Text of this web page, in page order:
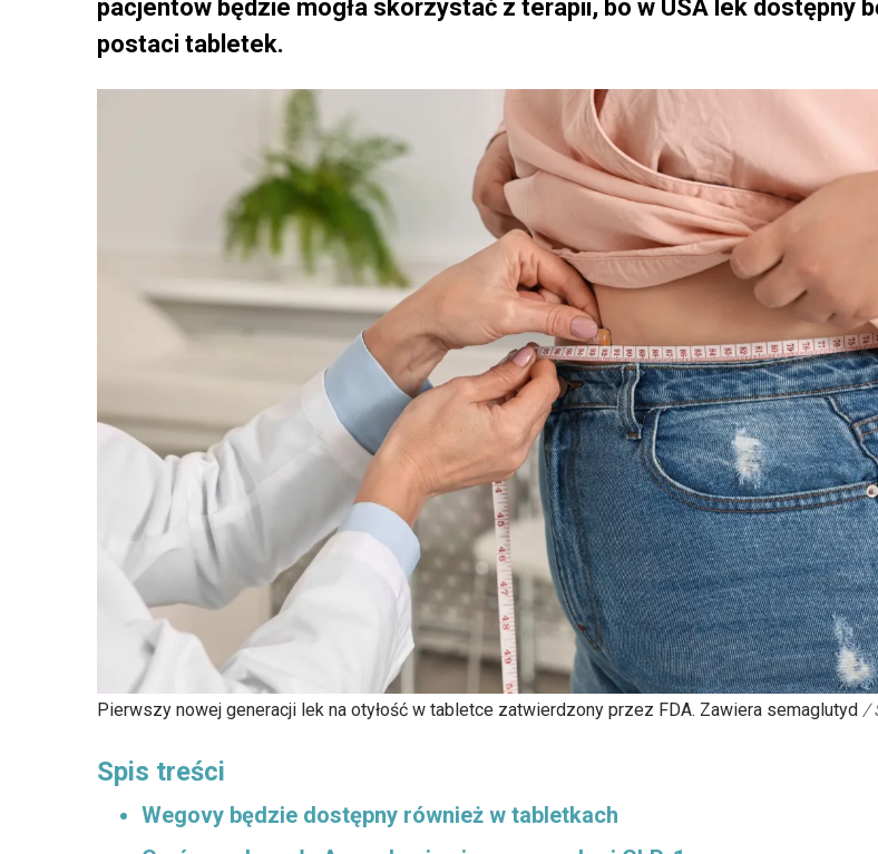
pacjentów będzie mogła skorzystać z terapii, bo w USA lek dostępny
postaci tabletek.
Pierwszy nowej generacji lek na otyłość w tabletce zatwierdzony przez FDA. Zawiera semaglutyd /
Spis treści
Wegovy będzie dostępny również w tabletkach